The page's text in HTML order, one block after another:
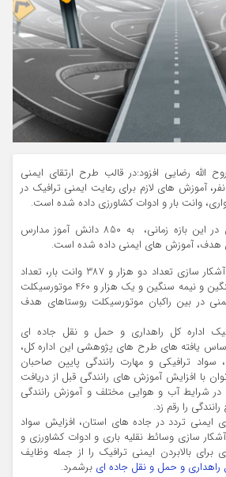
الله رضایی افزود:در قالب طرح ارتقای ایمنی
ترافیک به یک هزار و 200 نفر، آموزش های لازم برای رعایت ایمنی ترافیک در
وانت بار و ادوات کشاورزی داده شده است.
وی اظهار داشت: همچنین در این بازه زمانی، به 850 دانش آموز مدارس
رضایی گفت: در این مدت آشکار سازی تعداد دو هزار و 387 وانت بار، تعداد
139 دستگاه ناوگان باری سنگین و نیمه سنگین و یک هزار و 460 موتورسیکلت
و 570 کلاه ایمنی در بین راکبان موتورسیکلت روستاهای هدف
اداره کل راهداری و حمل و نقل جاده ای
اساس یافته های طرح های پژوهشی این اداره کل،
سواد ترافیکی و مهارت رانندگی پایین صاحبان
با افزایش آموزش های رانندگی قبل از دریافت
در شرایط آب و هوایی مختلف و آموزش رانندگی
را رقم‌ زد.
ایمنی تردد در جاده های استان، افزایش سواد
سازی وسائط نقلیه باری و ادوات کشاورزی و
بالابردن ایمنی ترافیک را از جمله وظایف
راهداری و حمل و نقل جاده ای برشمرد.